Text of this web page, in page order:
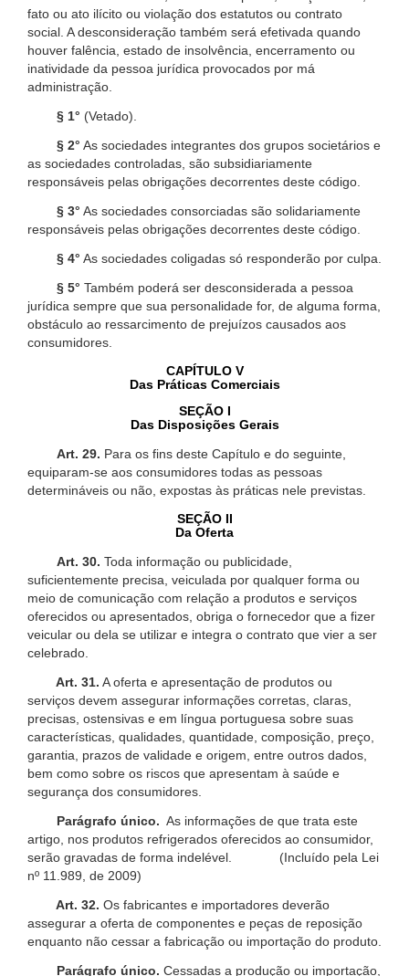
fato ou ato ilícito ou violação dos estatutos ou contrato
social. A desconsideração também será efetivada quando
houver falência, estado de insolvência, encerramento ou
inatividade da pessoa jurídica provocados por má
administração.
§ 1° (Vetado).
§ 2° As sociedades integrantes dos grupos societários e
as sociedades controladas, são subsidiariamente
responsáveis pelas obrigações decorrentes deste código.
§ 3° As sociedades consorciadas são solidariamente
responsáveis pelas obrigações decorrentes deste código.
§ 4° As sociedades coligadas só responderão por culpa.
§ 5° Também poderá ser desconsiderada a pessoa
jurídica sempre que sua personalidade for, de alguma forma,
obstáculo ao ressarcimento de prejuízos causados aos
consumidores.
CAPÍTULO V
Das Práticas Comerciais
SEÇÃO I
Das Disposições Gerais
Art. 29. Para os fins deste Capítulo e do seguinte,
equiparam-se aos consumidores todas as pessoas
determináveis ou não, expostas às práticas nele previstas.
SEÇÃO II
Da Oferta
Art. 30. Toda informação ou publicidade,
suficientemente precisa, veiculada por qualquer forma ou
meio de comunicação com relação a produtos e serviços
oferecidos ou apresentados, obriga o fornecedor que a fizer
veicular ou dela se utilizar e integra o contrato que vier a ser
celebrado.
Art. 31. A oferta e apresentação de produtos ou
serviços devem assegurar informações corretas, claras,
precisas, ostensivas e em língua portuguesa sobre suas
características, qualidades, quantidade, composição, preço,
garantia, prazos de validade e origem, entre outros dados,
bem como sobre os riscos que apresentam à saúde e
segurança dos consumidores.
Parágrafo único. As informações de que trata este
artigo, nos produtos refrigerados oferecidos ao consumidor,
serão gravadas de forma indelével. (Incluído pela Lei
nº 11.989, de 2009)
Art. 32. Os fabricantes e importadores deverão
assegurar a oferta de componentes e peças de reposição
enquanto não cessar a fabricação ou importação do produto.
Parágrafo único. Cessadas a produção ou importação,